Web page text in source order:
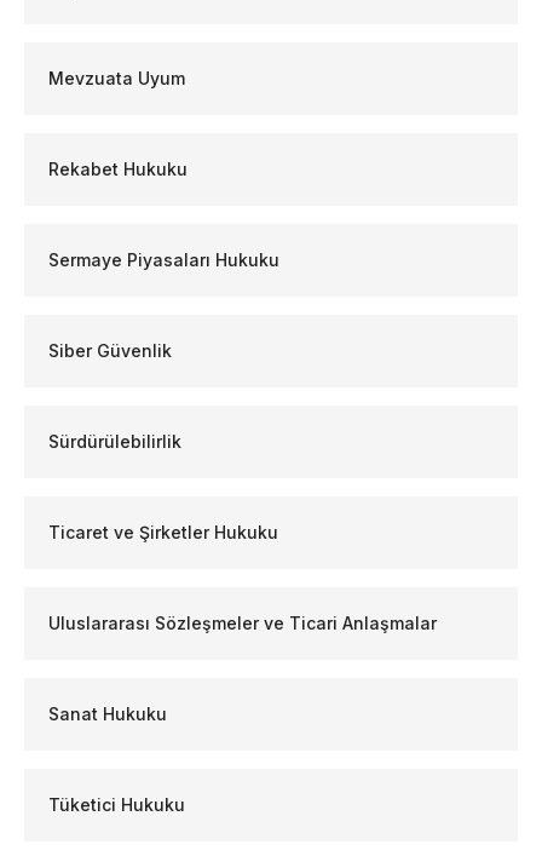
Mevzuata Uyum
Rekabet Hukuku
Sermaye Piyasaları Hukuku
Siber Güvenlik
Sürdürülebilirlik
Ticaret ve Şirketler Hukuku
Uluslararası Sözleşmeler ve Ticari Anlaşmalar
Sanat Hukuku
Tüketici Hukuku